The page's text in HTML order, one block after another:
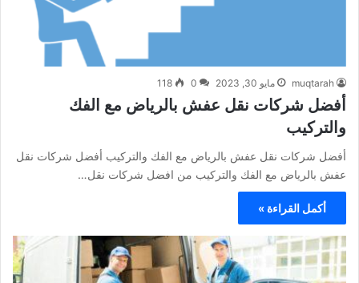
muqtarah مايو 30, 2023 0
118
أفضل شركات نقل عفش بالرياض مع الفك
والتركيب
أفضل شركات نقل عفش بالرياض مع الفك والتركيب أفضل شركات نقل
عفش بالرياض مع الفك والتركيب من افضل شركات نقل…
أكمل القراءة »